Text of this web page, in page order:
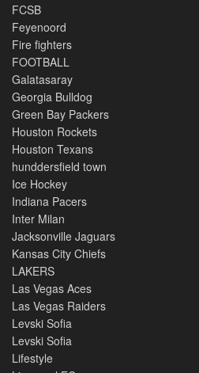
FCSB
Feyenoord
Fire fighters
FOOTBALL
Galatasaray
Georgia Bulldog
Green Bay Packers
Houston Rockets
Houston Texans
hunddersfield town
Ice Hockey
Indiana Pacers
Inter Milan
Jacksonville Jaguars
Kansas City Chiefs
LAKERS
Las Vegas Aces
Las Vegas Raiders
Levski Sofia
Levski Sofia
Lifestyle